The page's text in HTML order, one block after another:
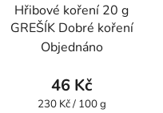
Hřibové koření 20 g
GREŠÍK Dobré koření
Objednáno
46 Kč
Měrná
230 Kč / 100 g